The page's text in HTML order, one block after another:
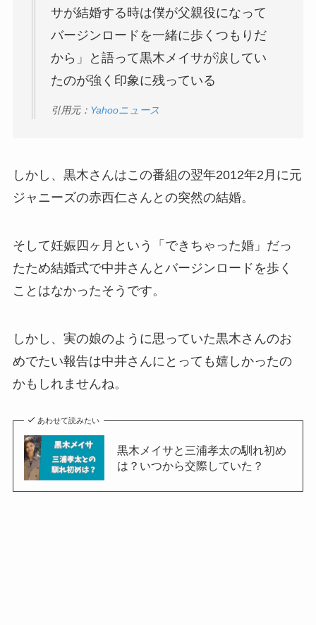
サが結婚する時は僕が父親役になって
バージンロードを一緒に歩くつもりだ
から」と語って黒木メイサが涙してい
たのが強く印象に残っている
引用元： Yahooニュース
しかし、黒木さんはこの番組の翌年2012年2月に元
ジャニーズの赤西仁さんとの突然の結婚。
そして妊娠四ヶ月という「できちゃった婚」だっ
たため結婚式で中井さんとバージンロードを歩く
ことはなかったそうです。
しかし、実の娘のように思っていた黒木さんのお
めでたい報告は中井さんにとっても嬉しかったの
かもしれませんね。
あわせて読みたい
黒木メイサと三浦孝太の馴れ初め
は？いつから交際していた？